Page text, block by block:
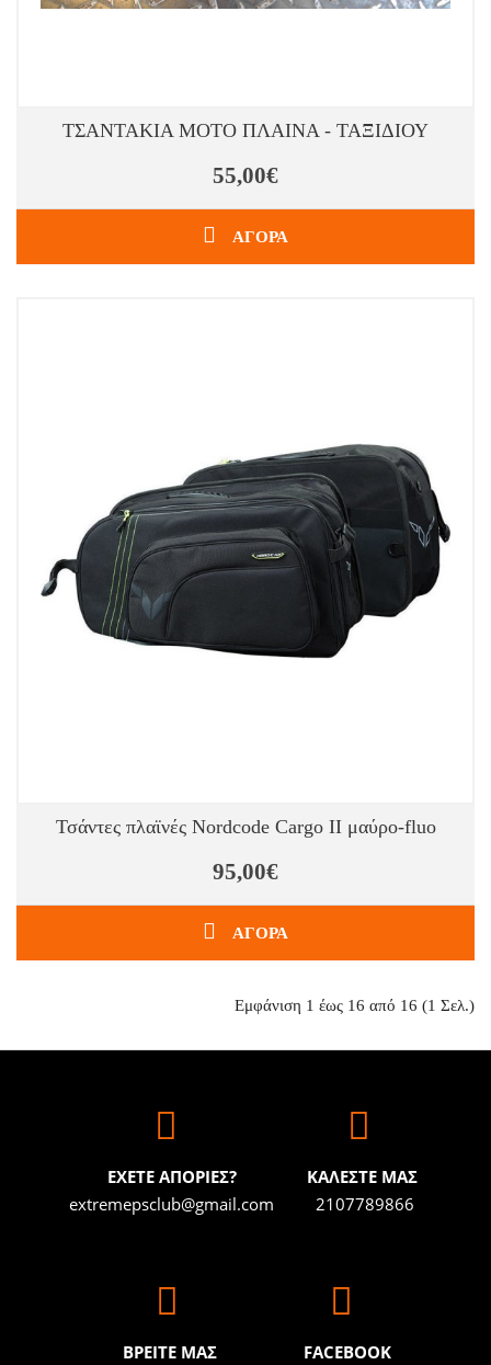
ΤΣΑΝΤΑΚΙΑ ΜΟΤΟ ΠΛΑΙΝΑ - ΤΑΞΙΔΙΟΥ
55,00€
ΑΓΟΡΑ
Τσάντες πλαϊνές Nordcode Cargo II μαύρο-fluo
95,00€
ΑΓΟΡΑ
Εμφάνιση 1 έως 16 από 16 (1 Σελ.)
ΕΧΕΤΕ ΑΠΟΡΙΕΣ?
extremepsclub@gmail.com
ΚΑΛΕΣΤΕ ΜΑΣ
2107789866
BΡΕΙΤΕ ΜΑΣ
FACEBOOK